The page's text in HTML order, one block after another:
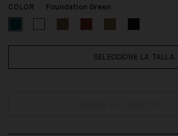
COLOR Foundation Green
SELECCIONE LA TALLA